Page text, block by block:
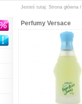
Jesteś tutaj: Strona główna/
Perfumy Versace